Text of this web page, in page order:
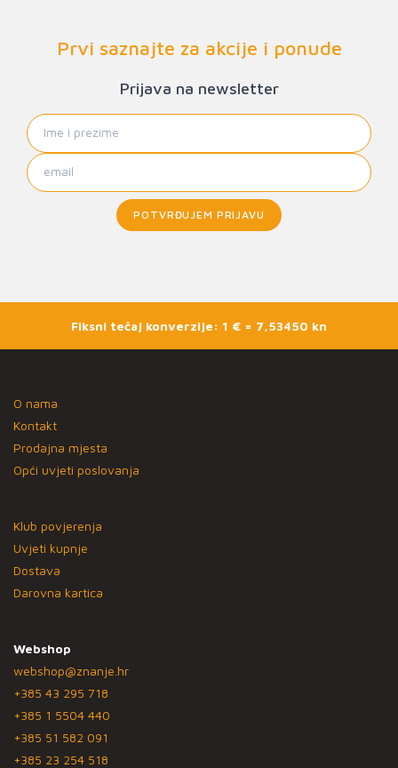
Prvi saznajte za akcije i ponude
Prijava na newsletter
POTVRĐUJEM PRIJAVU
Fiksni tečaj konverzije: 1 € = 7,53450 kn
O nama
Kontakt
Prodajna mjesta
Opći uvjeti poslovanja
Klub povjerenja
Uvjeti kupnje
Dostava
Darovna kartica
Webshop
webshop@znanje.hr
+385 43 295 718
+385 1 5504 440
+385 51 582 091
+385 23 254 518